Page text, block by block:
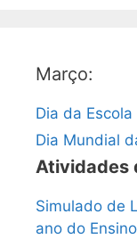
Março:
Dia da Escola
Dia Mundial
Atividades
Simulado de
ano do